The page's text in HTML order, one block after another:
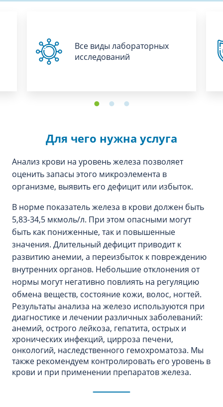
Все виды лабораторных
исследований
Для чего нужна услуга
Анализ крови на уровень железа позволяет
оценить запасы этого микроэлемента в
организме, выявить его дефицит или избыток.
В норме показатель железа в крови должен быть
5,83-34,5 мкмоль/л. При этом опасными могут
быть как пониженные, так и повышенные
значения. Длительный дефицит приводит к
развитию анемии, а переизбыток к повреждению
внутренних органов. Небольшие отклонения от
нормы могут негативно повлиять на регуляцию
обмена веществ, состояние кожи, волос, ногтей.
Результаты анализа на железо используются при
диагностике и лечении различных заболеваний:
анемий, острого лейкоза, гепатита, острых и
хронических инфекций, цирроза печени,
онкологий, наследственного гемохроматоза. Мы
также рекомендуем контролировать его уровень в
крови и при применении препаратов железа.